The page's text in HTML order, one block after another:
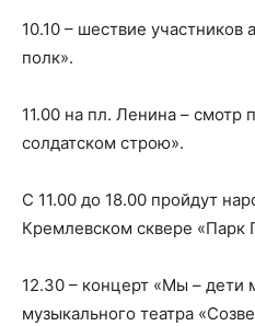
10.10 – шествие
полк».
11.00 на пл. Ленина – смотр
солдатском строю».
С 11.00 до 18.00 пройдут
Кремлевском сквере «Парк
12.30 – концерт «Мы – дети
музыкального театра